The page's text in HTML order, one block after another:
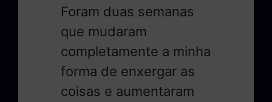
Foram duas semanas
que mudaram
completamente a minha
forma de enxergar as
coisas e aumentaram